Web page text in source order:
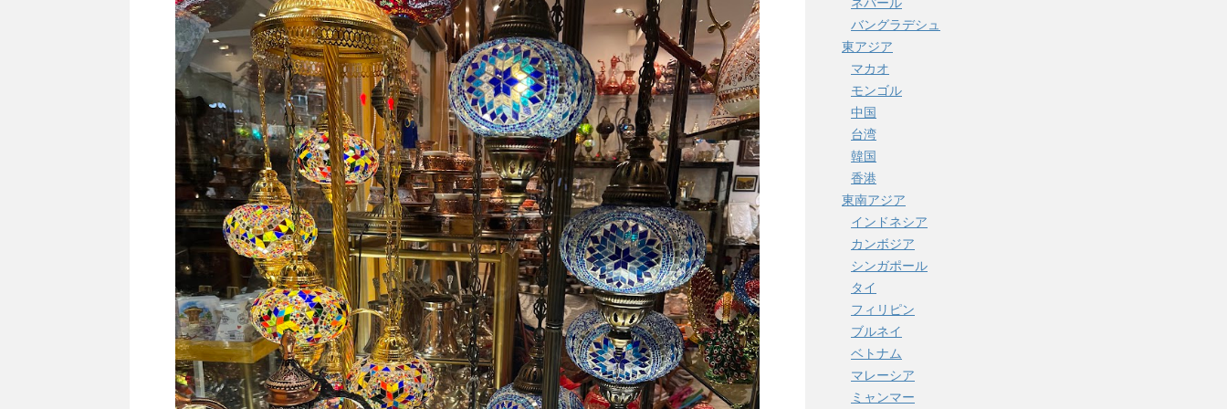
ネパール
バングラデシュ
東アジア
マカオ
モンゴル
中国
台湾
韓国
香港
東南アジア
インドネシア
カンボジア
シンガポール
タイ
フィリピン
ブルネイ
ベトナム
マレーシア
ミャンマー